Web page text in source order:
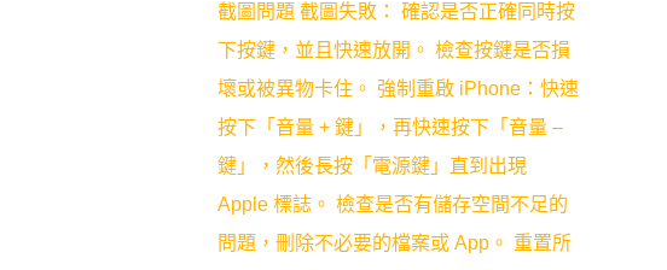
截圖問題 截圖失敗： 確認是否正確同時按
下按鍵，並且快速放開。 檢查按鍵是否損
壞或被異物卡住。 強制重啟 iPhone：快速
按下「音量 + 鍵」，再快速按下「音量 –
鍵」，然後長按「電源鍵」直到出現
Apple 標誌。 檢查是否有儲存空間不足的
問題，刪除不必要的檔案或 App。 重置所